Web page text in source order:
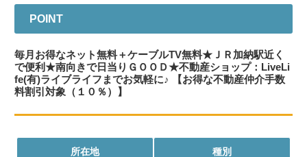
POINT
毎月お得なネット無料＋ケーブルTV無料★ＪＲ加納駅近く
で便利★南向きで日当りＧＯＯＤ★不動産ショップ：LiveLi
fe(有)ライブライフまでお気軽に♪ 【お得な不動産仲介手数
料割引対象（１０％）】
所在地 種別